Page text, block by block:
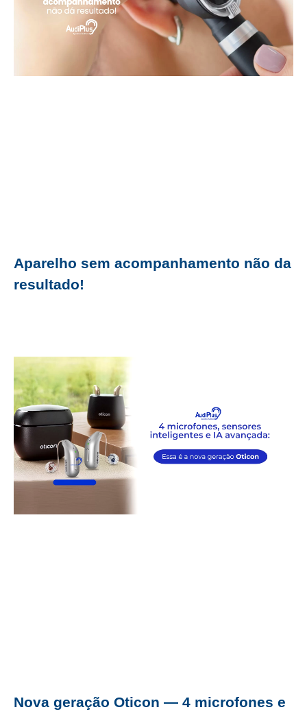
Aparelho sem acompanhamento não da
resultado!
Nova geração Oticon — 4 microfones e